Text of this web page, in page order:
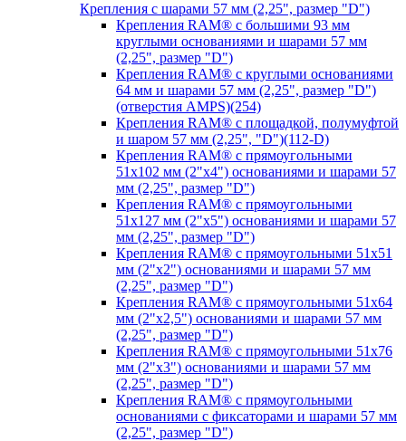
Крепления с шарами 57 мм (2,25", размер "D")
Крепления RAM® с большими 93 мм
круглыми основаниями и шарами 57 мм
(2,25", размер "D")
Крепления RAM® с круглыми основаниями
64 мм и шарами 57 мм (2,25", размер "D")
(отверстия AMPS)(254)
Крепления RAM® с площадкой, полумуфтой
и шаром 57 мм (2,25", "D")(112-D)
Крепления RAM® с прямоугольными
51х102 мм (2"х4") основаниями и шарами 57
мм (2,25", размер "D")
Крепления RAM® с прямоугольными
51х127 мм (2"х5") основаниями и шарами 57
мм (2,25", размер "D")
Крепления RAM® с прямоугольными 51х51
мм (2"х2") основаниями и шарами 57 мм
(2,25", размер "D")
Крепления RAM® с прямоугольными 51х64
мм (2"х2,5") основаниями и шарами 57 мм
(2,25", размер "D")
Крепления RAM® с прямоугольными 51х76
мм (2"х3") основаниями и шарами 57 мм
(2,25", размер "D")
Крепления RAM® с прямоугольными
основаниями с фиксаторами и шарами 57 мм
(2,25", размер "D")